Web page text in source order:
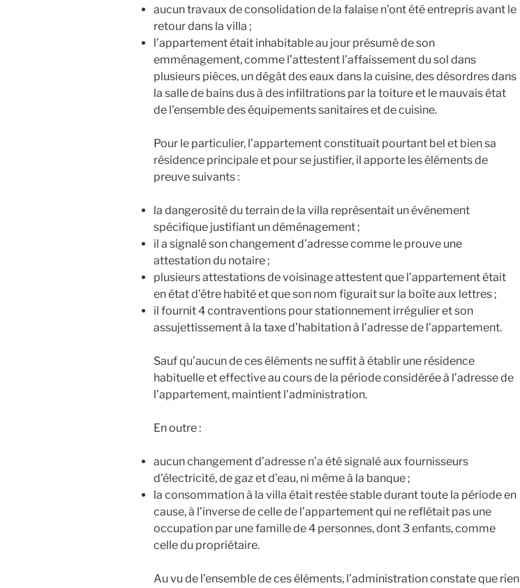
aucun travaux de consolidation de la falaise n’ont été entrepris avant le
retour dans la villa ;
l’appartement était inhabitable au jour présumé de son
emménagement, comme l’attestent l’affaissement du sol dans
plusieurs pièces, un dégât des eaux dans la cuisine, des désordres dans
la salle de bains dus à des infiltrations par la toiture et le mauvais état
de l’ensemble des équipements sanitaires et de cuisine.
Pour le particulier, l’appartement constituait pourtant bel et bien sa
résidence principale et pour se justifier, il apporte les éléments de
preuve suivants :
la dangerosité du terrain de la villa représentait un événement
spécifique justifiant un déménagement ;
il a signalé son changement d’adresse comme le prouve une
attestation du notaire ;
plusieurs attestations de voisinage attestent que l’appartement était
en état d’être habité et que son nom figurait sur la boîte aux lettres ;
il fournit 4 contraventions pour stationnement irrégulier et son
assujettissement à la taxe d’habitation à l’adresse de l’appartement.
Sauf qu’aucun de ces éléments ne suffit à établir une résidence
habituelle et effective au cours de la période considérée à l’adresse de
l’appartement, maintient l’administration.
En outre :
aucun changement d’adresse n’a été signalé aux fournisseurs
d’électricité, de gaz et d’eau, ni même à la banque ;
la consommation à la villa était restée stable durant toute la période en
cause, à l’inverse de celle de l’appartement qui ne reflétait pas une
occupation par une famille de 4 personnes, dont 3 enfants, comme
celle du propriétaire.
Au vu de l’ensemble de ces éléments, l’administration constate que rien